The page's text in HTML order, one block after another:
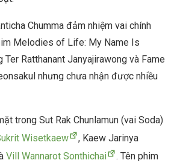
Chumma đảm nhiệm vai chính
Melodies of Life: My Name Is
Ter Ratthanant Janyajirawong và Fame
nhưng chưa nhận được nhiều
trong Sut Rak Chunlamun (vai Soda)
Wisetkaew
, Kaew Jarinya
Vill Wannarot Sonthichai
. Tên phim